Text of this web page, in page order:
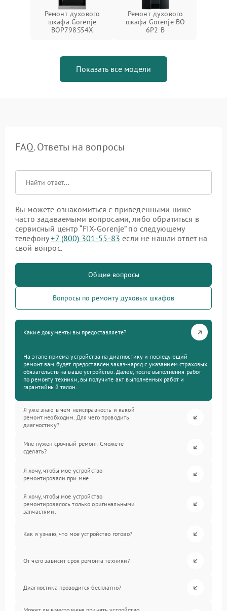
Ремонт духового
шкафа Gorenje
BOP798S54X
Ремонт духового
шкафа Gorenje BO
6P2 B
Показать все модели
FAQ. Ответы на вопросы
Вы можете ознакомиться с приведенными ниже
часто задаваемыми вопросами, либо обратиться в
сервисный центр “FIX-Gorenje” по следующему
телефону+7 (800) 301-55-83 если не нашли ответ на
свой вопрос.
Общие вопросы
Вопросы по ремонту духовых шкафов
Какие документы вы предоставляете?
На этапе приема устройства на диагностику и последующий
ремонт вам будет предоставлен заказ-наряд с указанием страховых
обязательств на ваше устройство. Далее, после выполнения работ
по ремонту техники, вы получите акт выполненных работ и
гарантийный талон.
Я уже знаю в чем неисправность и какой
ремонт необходим. Для чего проводить
диагностику?
Мне нужен срочный ремонт. Сможете
сделать?
Я хочу, чтобы мое устройство
ремонтировали при мне.
Я хочу, чтобы мое устройство
ремонтировалось только оригинальными
запчастями.
Как я узнаю, что мое устройство готово?
От чего зависит срок ремонта техники?
Диагностика проводится бесплатно?